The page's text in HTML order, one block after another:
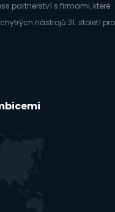
partnerství s firmami, které
nástrojů 21. století pro